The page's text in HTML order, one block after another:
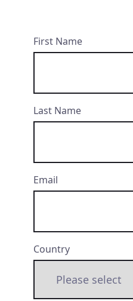
First Name
Last Name
Email
Country